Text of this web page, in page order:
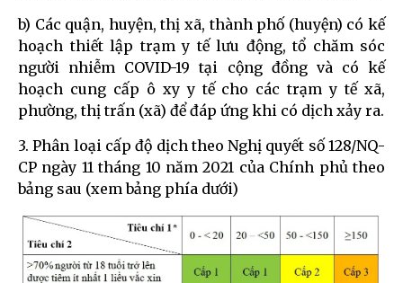
b) Các quận, huyện, thị xã, thành phố (huyện) có kế
hoạch thiết lập trạm y tế lưu động, tổ chăm sóc
người nhiễm COVID-19 tại cộng đồng và có kế
hoạch cung cấp ô xy y tế cho các trạm y tế xã,
phường, thị trấn (xã) để đáp ứng khi có dịch xảy ra.
3. Phân loại cấp độ dịch theo Nghị quyết số 128/NQ-
CP ngày 11 tháng 10 năm 2021 của Chính phủ theo
bảng sau (xem bảng phía dưới)